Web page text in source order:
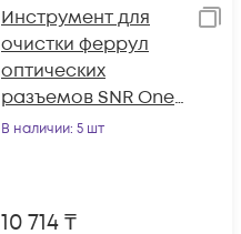
Инструмент для
очистки феррул
оптических
разъемов SNR One-
Click-Cleaner SNR-
В наличии: 5 шт
10 714₸